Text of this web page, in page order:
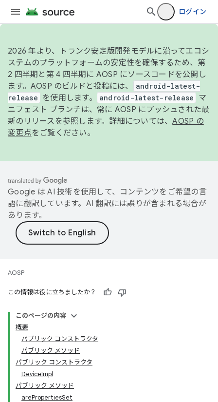
ログイン
2026 年より、トランク安定版開発モデルに沿ってエコシ
ステムのプラットフォームの安定性を確保するため、第
2 四半期と第 4 四半期に AOSP にソースコードを公開し
ます。AOSP のビルドと投稿には、
android-latest-
release
を使用します。 android-latest-release
マ
ニフェスト ブランチは、常に AOSP にプッシュされた最
新のリリースを参照します。詳細については、AOSP の
変更点をご覧ください。
Google は AI 技術を使用して、コンテンツをご希望の言
語に翻訳しています。AI 翻訳には誤りが含まれる場合が
あります。
AOSP
この情報は役に立ちましたか？
このページの内容
概要
パブリック コンストラクタ
パブリック メソッド
パブリック コンストラクタ
DeviceImpl
パブリック メソッド
arePropertiesSet